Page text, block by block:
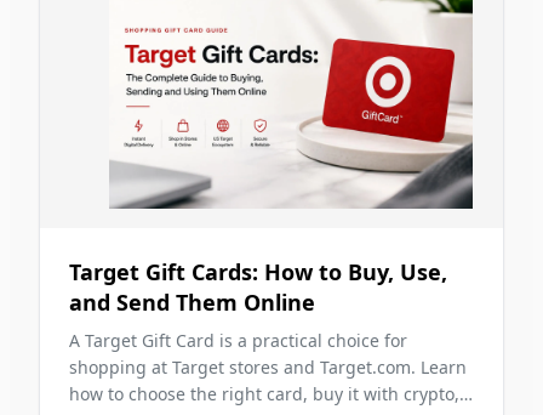
Target Gift Cards: How to Buy, Use,
and Send Them Online
A Target Gift Card is a practical choice for
shopping at Target stores and Target.com. Learn
how to choose the right card, buy it with crypto,